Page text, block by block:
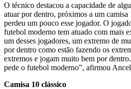
O técnico destacou a capacidade de
atuar por dentro, próximos a um
perdeu um pouco esse jogador. O
futebol moderno tem atuado com mais
um desses jogadores, um extremo de
por dentro como estão fazendo os
extremos e jogam muito bem por
pede o futebol moderno”, afirmou
Camisa 10 clássico